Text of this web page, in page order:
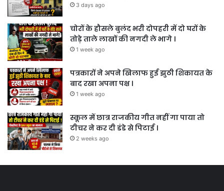
3 days ago
चोरों के हौसले बुलंद भरी दोपहरी में दो घरों के
तोड़े ताले लाखों की नगदी ले भागे ।
1 week ago
पत्रकारों ने अपने खिलाफ हुई झुठी शिकायत के
बाद रखा अपना पक्ष ।
1 week ago
स्कूल में छात्र राजकीय गीत नहीं गा पाया तो
टीचर ने कर दी डंडे से पिटाई ।
2 weeks ago